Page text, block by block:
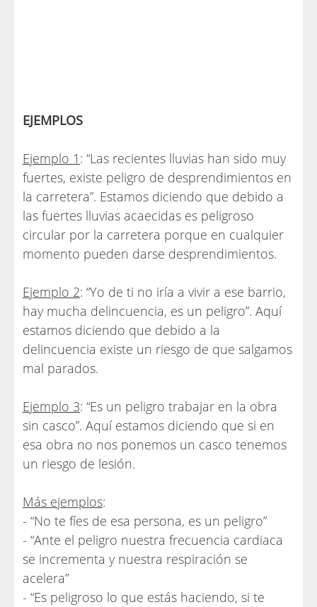
EJEMPLOS
Ejemplo 1 : “Las recientes lluvias han sido muy
fuertes, existe peligro de desprendimientos en
la carretera”. Estamos diciendo que debido a
las fuertes lluvias acaecidas es peligroso
circular por la carretera porque en cualquier
momento pueden darse desprendimientos.
Ejemplo 2: “Yo de ti no iría a vivir a ese barrio,
hay mucha delincuencia, es un peligro”. Aquí
estamos diciendo que debido a la
delincuencia existe un riesgo de que salgamos
mal parados.
Ejemplo 3: “Es un peligro trabajar en la obra
sin casco”. Aquí estamos diciendo que si en
esa obra no nos ponemos un casco tenemos
un riesgo de lesión.
Más ejemplos:
- “No te fíes de esa persona, es un peligro”
- “Ante el peligro nuestra frecuencia cardiaca
se incrementa y nuestra respiración se
acelera”
- “Es peligroso lo que estás haciendo, si te